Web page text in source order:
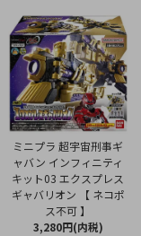
ミニプラ 超宇宙刑事ギ
ャバン インフィニティ
キット03 エクスプレス
ギャバリオン 【 ネコポ
ス不可 】
3,280円(内税)